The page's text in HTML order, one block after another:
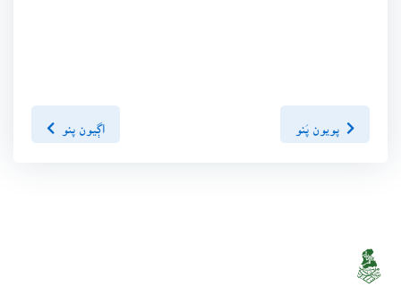
پويون پَنو اڳيون پنو